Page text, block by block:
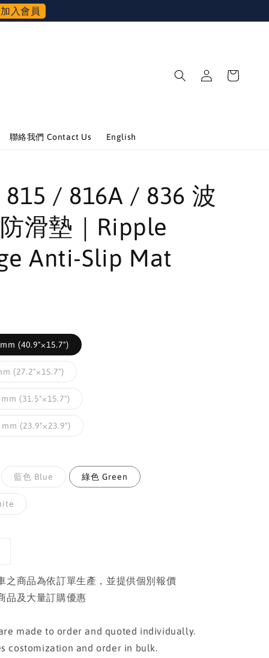
加入會員
聯絡我們 Contact Us English
815 / 816A / 836 波
滑墊｜Ripple
Anti-Slip Mat
(40.9"×15.7")
(27.2"×15.7")
(31.5"×15.7")
(23.9"×23.9")
藍色 Blue 綠色 Green
之商品為依訂單生產，並提供個別報價
品及大量訂購優惠
made to order and quoted individually.
costomization and order in bulk.